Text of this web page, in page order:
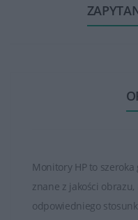
Monitory HP to
znane z jakości
odpowiedniego